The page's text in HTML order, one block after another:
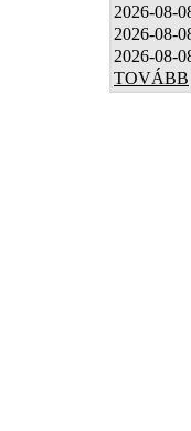
2026-08-
2026-08-
2026-08-
TOVÁBB